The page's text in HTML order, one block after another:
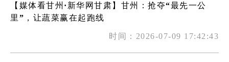
【媒体看甘州·新华网甘肃】甘州：抢夺“最先一公
里”，让蔬菜赢在起跑线
时间：2026-07-09 17:42:43